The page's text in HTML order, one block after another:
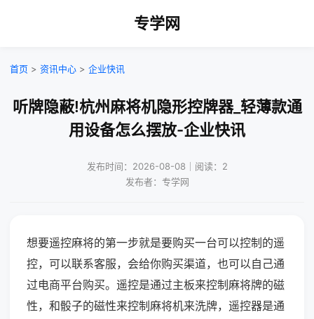
专学网
首页 > 资讯中心 > 企业快讯
听牌隐蔽!杭州麻将机隐形控牌器_轻薄款通
用设备怎么摆放-企业快讯
发布时间：2026-08-08｜阅读：2
发布者：专学网
想要遥控麻将的第一步就是要购买一台可以控制的遥
控，可以联系客服，会给你购买渠道，也可以自己通
过电商平台购买。遥控是通过主板来控制麻将牌的磁
性，和骰子的磁性来控制麻将机来洗牌，遥控器是通